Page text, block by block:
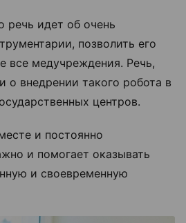
речь идет об очень
позволить его
все медучреждения. Речь,
о внедрении такого робота в
центров.
и постоянно
и помогает оказывать
и своевременную